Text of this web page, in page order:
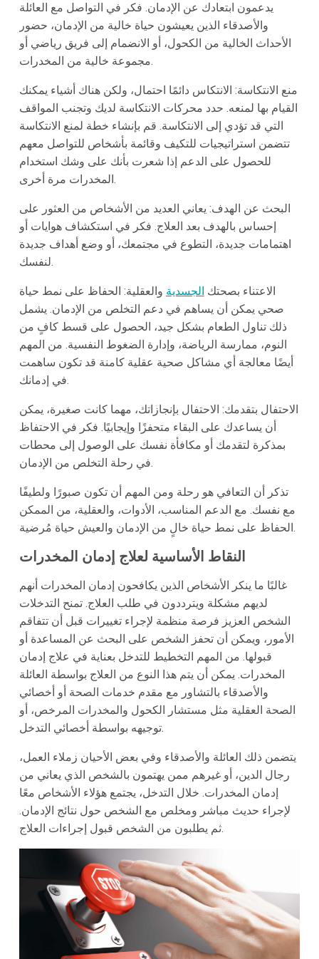
يدعمون ابتعادك عن الإدمان. فكر في التواصل مع العائلة
والأصدقاء الذين يعيشون حياة خالية من الإدمان، حضور
الأحداث الخالية من الكحول، أو الانضمام إلى فريق رياضي أو
مجموعة خالية من المخدرات.
منع الانتكاسة: الانتكاس دائمًا احتمال، ولكن هناك أشياء يمكنك
القيام بها لمنعه. حدد محركات الانتكاسة لديك وتجنب المواقف
التي قد تؤدي إلى الانتكاسة. قم بإنشاء خطة لمنع الانتكاسة
تتضمن استراتيجيات للتكيف وقائمة بأشخاص للتواصل معهم
للحصول على الدعم إذا شعرت بأنك على وشك استخدام
المخدرات مرة أخرى.
البحث عن الهدف: يعاني العديد من الأشخاص من العثور على
إحساس بالهدف بعد العلاج. فكر في استكشاف هوايات أو
اهتمامات جديدة، التطوع في مجتمعك، أو وضع أهداف جديدة
لنفسك.
الاعتناء بصحتك الجسدية والعقلية: الحفاظ على نمط حياة
صحي يمكن أن يساهم في دعم التخلص من الإدمان. يشمل
ذلك تناول الطعام بشكل جيد، الحصول على قسط كافٍ من
النوم، ممارسة الرياضة، وإدارة الضغوط النفسية. من المهم
أيضًا معالجة أي مشاكل صحية عقلية كامنة قد تكون ساهمت
في إدمانك.
الاحتفال بتقدمك: الاحتفال بإنجازاتك، مهما كانت صغيرة، يمكن
أن يساعدك على البقاء متحفزًا وإيجابيًا. فكر في الاحتفاظ
بمذكرة لتقدمك أو مكافأة نفسك على الوصول إلى محطات
في رحلة التخلص من الإدمان.
تذكر أن التعافي هو رحلة ومن المهم أن تكون صبورًا ولطيفًا
مع نفسك. مع الدعم المناسب، الأدوات، والعقلية، من الممكن
الحفاظ على نمط حياة خالٍ من الإدمان والعيش حياة مُرضية.
النقاط الأساسية لعلاج إدمان المخدرات
غالبًا ما ينكر الأشخاص الذين يكافحون إدمان المخدرات أنهم
لديهم مشكلة ويترددون في طلب العلاج. تمنح التدخلات
الشخص العزيز فرصة منظمة لإجراء تغييرات قبل أن تتفاقم
الأمور، ويمكن أن تحفز الشخص على البحث عن المساعدة أو
قبولها. من المهم التخطيط للتدخل بعناية في علاج إدمان
المخدرات. يمكن أن يتم هذا النوع من العلاج بواسطة العائلة
والأصدقاء بالتشاور مع مقدم خدمات الصحة أو أخصائي
الصحة العقلية مثل مستشار الكحول والمخدرات المرخص، أو
توجيهه بواسطة أخصائي التدخل.
يتضمن ذلك العائلة والأصدقاء وفي بعض الأحيان زملاء العمل،
رجال الدين، أو غيرهم ممن يهتمون بالشخص الذي يعاني من
إدمان المخدرات. خلال التدخل، يجتمع هؤلاء الأشخاص معًا
لإجراء حديث مباشر ومخلص مع الشخص حول نتائج الإدمان.
ثم يطلبون من الشخص قبول إجراءات العلاج.